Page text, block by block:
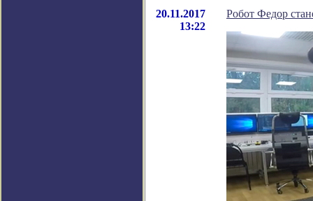
20.11.2017
13:22
Робот Федор